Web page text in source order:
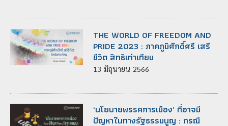
THE WORLD OF FREEDOM AND
PRIDE 2023 : ภาคภูมิศักดิ์ศรี เสรี
ชีวิต สิทธิเท่าเทียม
13 มิถุนายน 2566
‘นโยบายพรรคการเมือง’ ที่อาจมี
ปัญหาในทางรัฐธรรมนูญ : กรณี